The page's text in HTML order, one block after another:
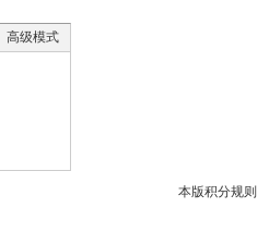
高级模式
本版积分规则